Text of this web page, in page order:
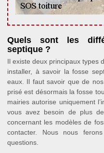
Quels sont les
septique ?
Il existe deux principaux types
installer, à savoir la fosse
eaux. Il faut savoir que de
prisé est désormais la fosse
mairies autorise uniquement
vous avez besoin de plus
concernant les modèles de
contacter. Nous nous
questions.